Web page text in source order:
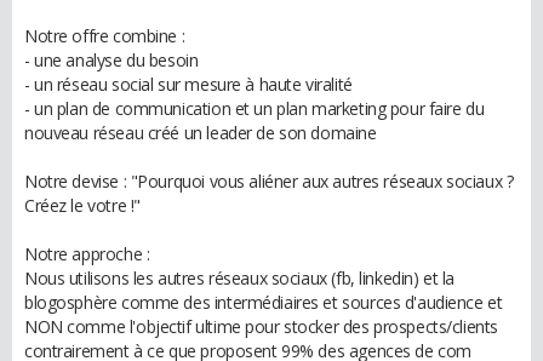
Notre offre combine :
- une analyse du besoin
- un réseau social sur mesure à haute viralité
- un plan de communication et un plan marketing pour faire du
nouveau réseau créé un leader de son domaine
Notre devise : "Pourquoi vous aliéner aux autres réseaux sociaux ?
Créez le votre !"
Notre approche :
Nous utilisons les autres réseaux sociaux (fb, linkedin) et la
blogosphère comme des intermédiaires et sources d'audience et
NON comme l'objectif ultime pour stocker des prospects/clients
contrairement à ce que proposent 99% des agences de com